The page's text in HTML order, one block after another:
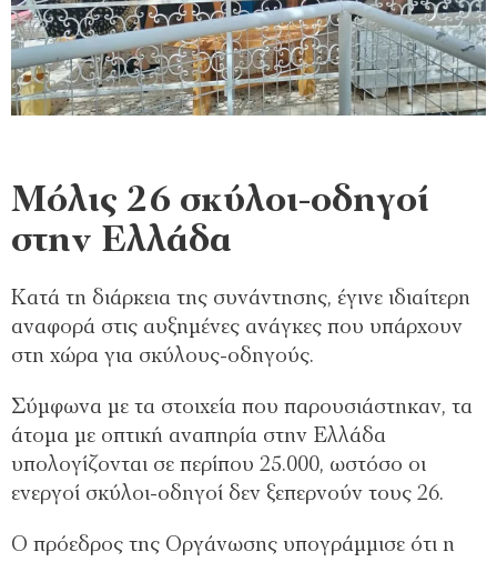
Μόλις 26 σκύλοι-οδηγοί
στην Ελλάδα
Κατά τη διάρκεια της συνάντησης, έγινε ιδιαίτερη
αναφορά στις αυξημένες ανάγκες που υπάρχουν
στη χώρα για σκύλους-οδηγούς.
Σύμφωνα με τα στοιχεία που παρουσιάστηκαν, τα
άτομα με οπτική αναπηρία στην Ελλάδα
υπολογίζονται σε περίπου 25.000, ωστόσο οι
ενεργοί σκύλοι-οδηγοί δεν ξεπερνούν τους 26.
Ο πρόεδρος της Οργάνωσης υπογράμμισε ότι η